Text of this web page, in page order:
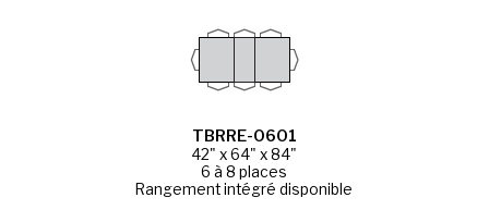
TBRRE-0601
42" x 64" x 84"
6 à 8 places
Rangement intégré disponible